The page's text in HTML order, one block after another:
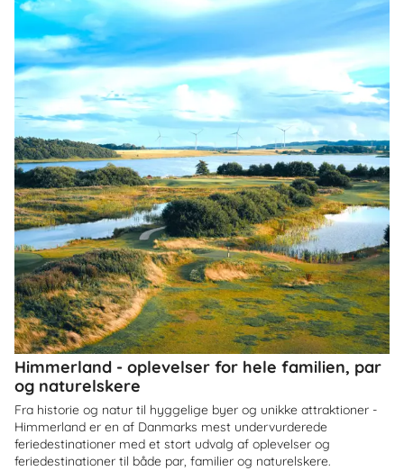
Himmerland - oplevelser for hele familien, par
og naturelskere
Fra historie og natur til hyggelige byer og unikke attraktioner -
Himmerland er en af Danmarks mest undervurderede
feriedestinationer med et stort udvalg af oplevelser og
feriedestinationer til både par, familier og naturelskere.